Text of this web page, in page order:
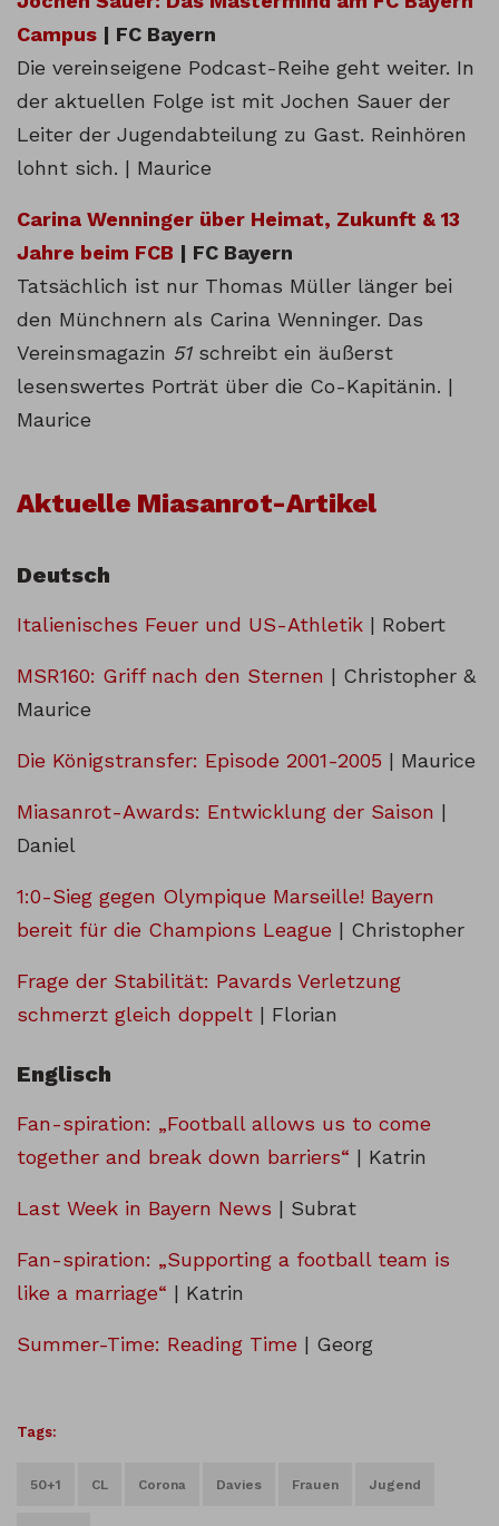
Campus | FC Bayern
Die vereinseigene Podcast-Reihe geht weiter. In
der aktuellen Folge ist mit Jochen Sauer der
Leiter der Jugendabteilung zu Gast. Reinhören
lohnt sich. | Maurice
Carina Wenninger über Heimat, Zukunft & 13
Jahre beim FCB | FC Bayern
Tatsächlich ist nur Thomas Müller länger bei
den Münchnern als Carina Wenninger. Das
Vereinsmagazin 51schreibt ein äußerst
lesenswertes Porträt über die Co-Kapitänin. |
Maurice
Aktuelle Miasanrot-Artikel
Deutsch
Italienisches Feuer und US-Athletik | Robert
MSR160: Griff nach den Sternen | Christopher &
Maurice
Die Königstransfer: Episode 2001-2005 | Maurice
Miasanrot-Awards: Entwicklung der Saison |
Daniel
1:0-Sieg gegen Olympique Marseille! Bayern
bereit für die Champions League | Christopher
Frage der Stabilität: Pavards Verletzung
schmerzt gleich doppelt | Florian
Englisch
Fan-spiration: „Football allows us to come
together and break down barriers“ | Katrin
Last Week in Bayern News | Subrat
Fan-spiration: „Supporting a football team is
like a marriage“ | Katrin
Summer-Time: Reading Time | Georg
Tags:
50+1 CL Corona Davies Frauen Jugend